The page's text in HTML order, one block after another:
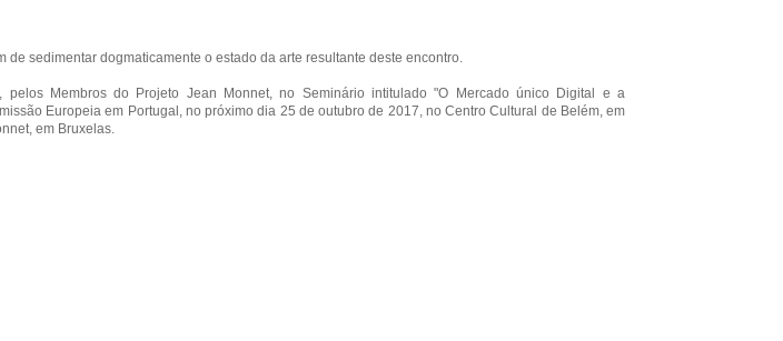
sedimentar dogmaticamente o estado da arte resultante deste encontro.
pelos Membros do Projeto Jean Monnet, no Seminário intitulado "O Mercado único Digital e a
Europeia em Portugal, no próximo dia 25 de outubro de 2017, no Centro Cultural de Belém, em
em Bruxelas.